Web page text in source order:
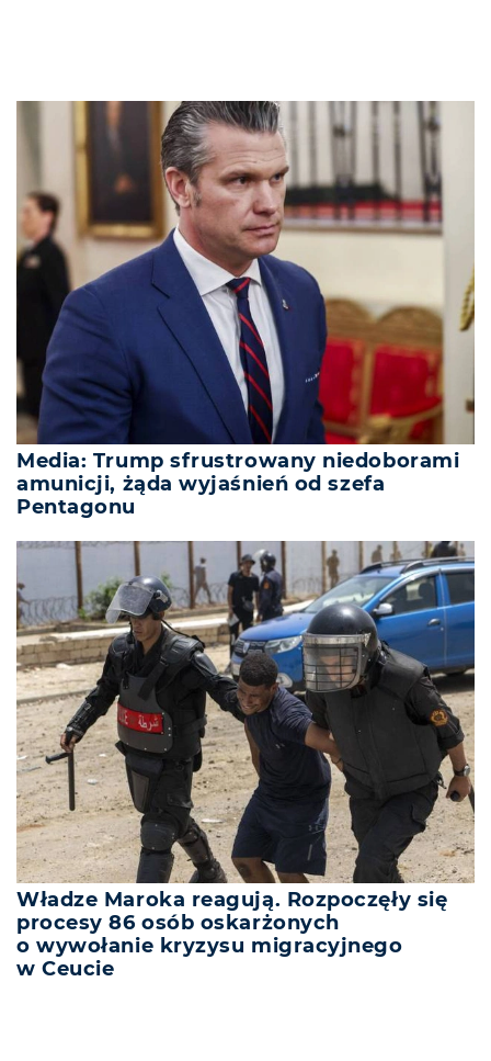
Media: Trump sfrustrowany niedoborami
amunicji, żąda wyjaśnień od szefa
Pentagonu
Władze Maroka reagują. Rozpoczęły się
procesy 86 osób oskarżonych
o wywołanie kryzysu migracyjnego
w Ceucie